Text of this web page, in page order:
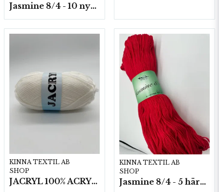
Jasmine 8/4 - 10 nystan a50g./fp.
KINNA TEXTIL AB
SHOP
JACRYL 100% ACRYL 50 G
KINNA TEXTIL AB
SHOP
Jasmine 8/4 - 5 härvor a200g./fp.